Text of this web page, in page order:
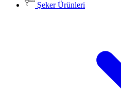
Şeker Ürünleri